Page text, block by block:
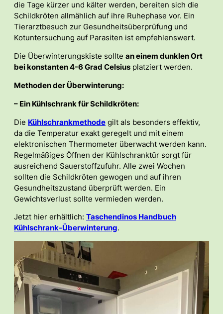
die Tage kürzer und kälter werden, bereiten sich die
Schildkröten allmählich auf ihre Ruhephase vor. Ein
Tierarztbesuch zur Gesundheitsüberprüfung und
Kotuntersuchung auf Parasiten ist empfehlenswert.
Die Überwinterungskiste sollte an einem dunklen Ort
bei konstanten 4-6 Grad Celsius platziert werden.
Methoden der Überwinterung:
– Ein Kühlschrank für Schildkröten:
Die Kühlschrankmethode gilt als besonders effektiv,
da die Temperatur exakt geregelt und mit einem
elektronischen Thermometer überwacht werden kann.
Regelmäßiges Öffnen der Kühlschranktür sorgt für
ausreichend Sauerstoffzufuhr. Alle zwei Wochen
sollten die Schildkröten gewogen und auf ihren
Gesundheitszustand überprüft werden. Ein
Gewichtsverlust sollte vermieden werden.
Jetzt hier erhältlich: Taschendinos Handbuch
Kühlschrank-Überwinterung.